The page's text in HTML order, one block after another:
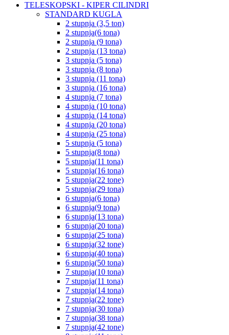
TELESKOPSKI - KIPER CILINDRI
STANDARD KUGLA
2 stupnja (3,5 ton)
2 stupnja(6 tona)
2 stupnja (9 tona)
2 stupnja (13 tona)
3 stupnja (5 tona)
3 stupnja (8 tona)
3 stupnja (11 tona)
3 stupnja (16 tona)
4 stupnja (7 tona)
4 stupnja (10 tona)
4 stupnja (14 tona)
4 stupnja (20 tona)
4 stupnja (25 tona)
5 stupnja (5 tona)
5 stupnja(8 tona)
5 stupnja(11 tona)
5 stupnja(16 tona)
5 stupnja(22 tone)
5 stupnja(29 tona)
6 stupnja(6 tona)
6 stupnja(9 tona)
6 stupnja(13 tona)
6 stupnja(20 tona)
6 stupnja(25 tona)
6 stupnja(32 tone)
6 stupnja(40 tona)
6 stupnja(50 tona)
7 stupnja(10 tona)
7 stupnja(11 tona)
7 stupnja(14 tona)
7 stupnja(22 tone)
7 stupnja(30 tona)
7 stupnja(38 tona)
7 stupnja(42 tone)